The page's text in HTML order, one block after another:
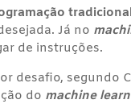
tradicional
Já no
de instruções.
desafio, segundo
do machine